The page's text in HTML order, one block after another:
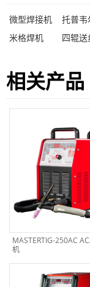
微型焊接机 托普韦
米格焊机
四辊送
相关产品
MASTERTIG-250AC
机